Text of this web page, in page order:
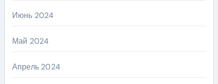
Июнь 2024
Май 2024
Апрель 2024